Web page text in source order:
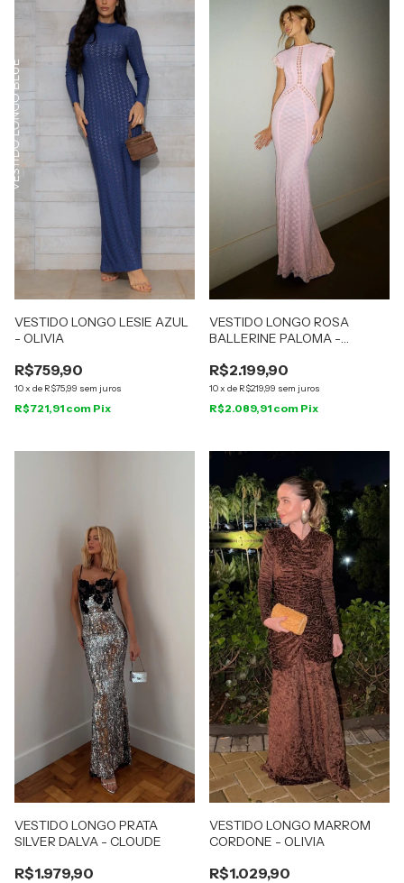
VESTIDO LONGO LESIE AZUL
- OLIVIA
R$759,90
10x de R$75,99 sem juros
R$721,91 com Pix
VESTIDO LONGO ROSA
BALLERINE PALOMA -
R$2.199,90
10x de R$219,99 sem juros
R$2.089,91 com Pix
VESTIDO LONGO PRATA
SILVER DALVA - CLOUDE
R$1.979,90
VESTIDO LONGO MARROM
CORDONE - OLIVIA
R$1.029,90